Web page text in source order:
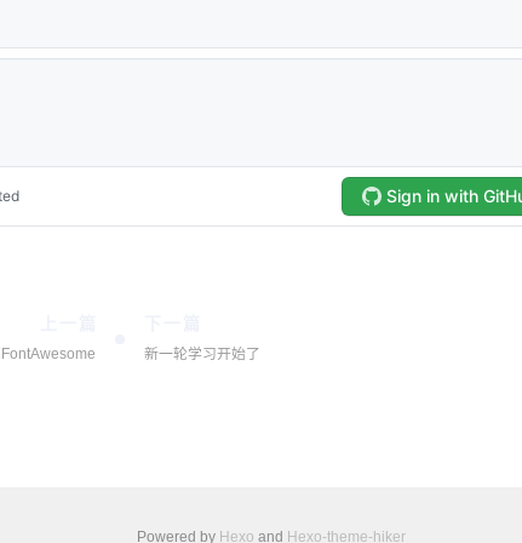
新一轮学习开始了
Powered by Hexo and Hexo-theme-hiker